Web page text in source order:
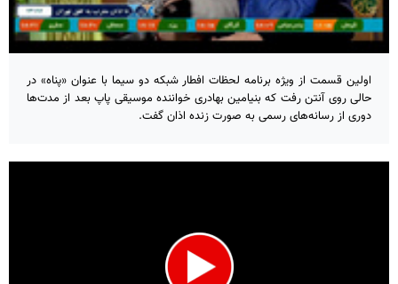
اولین قسمت از ویژه برنامه لحظات افطار شبکه دو سیما با عنوان «پناه» در
حالی روی آنتن رفت که بنیامین بهادری خواننده موسیقی پاپ بعد از مدت‌ها
دوری از رسانه‌های رسمی به صورت زنده اذان گفت.